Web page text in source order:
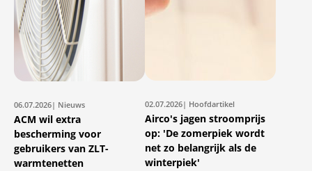
06.07.2026| Nieuws
ACM wil extra
bescherming voor
gebruikers van ZLT-
warmtenetten
02.07.2026| Hoofdartikel
Airco's jagen stroomprijs
op: 'De zomerpiek wordt
net zo belangrijk als de
winterpiek'